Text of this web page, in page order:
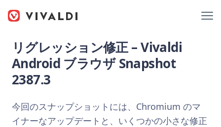
リグレッション修正 – Vivaldi
Android ブラウザ Snapshot
2387.3
今回のスナップショットには、Chromium のマ
イナーなアップデートと、いくつかの小さな修正